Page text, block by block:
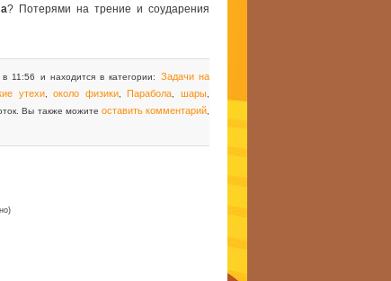
а? Потерями на трение и соударения
11:56 и находится в категории: Задачи на
утехи,около физики, Парабола шары
Вы также можите оставить комментарий